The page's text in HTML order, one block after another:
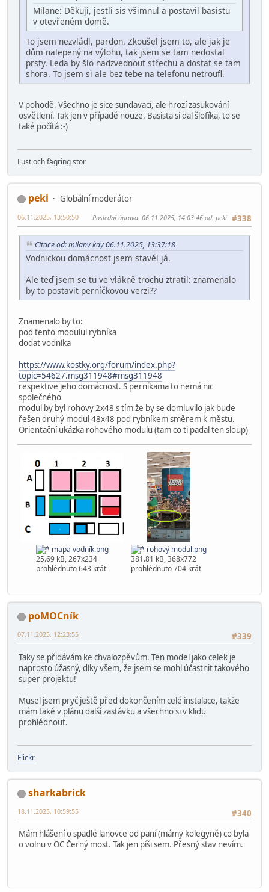
Milane: Děkuji, jestli sis všimnul a postavil basistu
v otevřeném domě.
To jsem nezvládl, pardon. Zkoušel jsem to, ale jak je
dům nalepený na výlohu, tak jsem se tam nedostal
prsty. Leda by šlo nadzvednout střechu a dostat se tam
shora. To jsem si ale bez tebe na telefonu netroufl.
V pohodě. Všechno je sice sundavací, ale hrozí zasukování
osvětlení. Tak jen v případě nouze. Basista si dal šlofíka, to se
také počítá :-)
Lust och fägring stor
peki
Globální moderátor
#338
06.11.2025, 13:50:50 Poslední úprava: 06.11.2025, 14:03:46 od: peki
Citace od: milanv kdy 06.11.2025, 13:37:18
Vodnickou domácnost jsem stavěl já.
Ale teď jsem se tu ve vlákně trochu ztratil: znamenalo
by to postavit perníčkovou verzi??
Znamenalo by to:
pod tento modulul rybníka
dodat vodníka
https://www.kostky.org/forum/index.php?
topic=54627.msg311948#msg311948
respektive jeho domácnost. S perníkama to nemá nic
společného
modul by byl rohovy 2x48 s tím že by se domluvilo jak bude
řešen druhý modul 48x48 pod rybníkem směrem k městu.
Orientační ukázka rohového modulu (tam co ti padal ten sloup)
mapa vodník.png
25.69 kB, 267x234
prohlédnuto 643 krát
rohový modul.png
381.81 kB, 368x772
prohlédnuto 704 krát
poMOCník
#339
07.11.2025, 12:23:55
Taky se přidávám ke chvalozpěvům. Ten model jako celek je
naprosto úžasný, díky všem, že jsem se mohl účastnit takového
super projektu!
Musel jsem pryč ještě před dokončením celé instalace, takže
mám také v plánu další zastávku a všechno si v klidu
prohlédnout.
Flickr
sharkabrick
#340
18.11.2025, 10:59:55
Mám hlášení o spadlé lanovce od paní (mámy kolegyně) co byla
o volnu v OC Černý most. Tak jen píši sem. Přesný stav nevím.